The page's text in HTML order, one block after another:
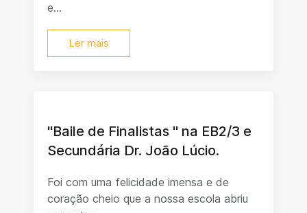
e...
Ler mais
"Baile de Finalistas " na EB2/3 e
Secundária Dr. João Lúcio.
Foi com uma felicidade imensa e de
coração cheio que a nossa escola abriu